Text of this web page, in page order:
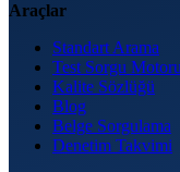
Araçlar
Standart Arama
Test Sorgu Motoru
Kalite Sözlüğü
Blog
Belge Sorgulama
Denetim Takvimi